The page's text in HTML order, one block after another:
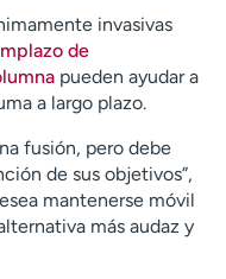
invasivas
de
pueden ayudar a
a largo plazo.
fusión, pero debe
de sus objetivos”,
mantenerse móvil
más audaz y